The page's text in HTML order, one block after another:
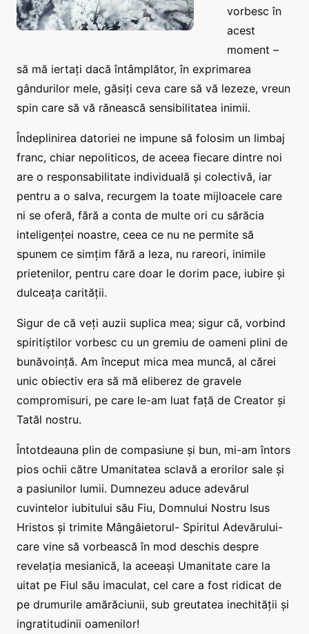
vorbesc în
acest
moment –
să mă iertați dacă întâmplător, în exprimarea
gândurilor mele, găsiți ceva care să vă lezeze, vreun
spin care să vă rănească sensibilitatea inimii.
Îndeplinirea datoriei ne impune să folosim un limbaj
franc, chiar nepoliticos, de aceea fiecare dintre noi
are o responsabilitate individuală și colectivă, iar
pentru a o salva, recurgem la toate mijloacele care
ni se oferă, fără a conta de multe ori cu sărăcia
inteligenței noastre, ceea ce nu ne permite să
spunem ce simțim fără a leza, nu rareori, inimile
prietenilor, pentru care doar le dorim pace, iubire și
dulceața carității.
Sigur de că veți auzii suplica mea; sigur că, vorbind
spiritiștilor vorbesc cu un gremiu de oameni plini de
bunăvoință. Am început mica mea muncă, al cărei
unic obiectiv era să mă eliberez de gravele
compromisuri, pe care le-am luat față de Creator și
Tatăl nostru.
Întotdeauna plin de compasiune și bun, mi-am întors
pios ochii către Umanitatea sclavă a erorilor sale și
a pasiunilor lumii. Dumnezeu aduce adevărul
cuvintelor iubitului său Fiu, Domnului Nostru Isus
Hristos și trimite Mângâietorul- Spiritul Adevărului-
care vine să vorbească în mod deschis despre
revelația mesianică, la aceeași Umanitate care la
uitat pe Fiul său imaculat, cel care a fost ridicat de
pe drumurile amărăciunii, sub greutatea inechității și
ingratitudinii oamenilor!